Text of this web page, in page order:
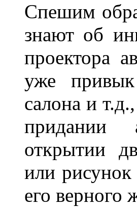
Спешим
знают об
проектора
уже
салона и
придании
открытии
или рисунок
его верного